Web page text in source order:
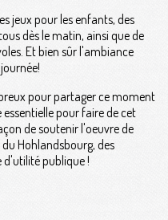
jeux pour les enfants, des
dès le matin, ainsi que de
Et bien sûr l'ambiance
pour partager ce moment
pour faire de cet
de soutenir l'oeuvre de
Hohlandsbourg, des
d'utilité publique !